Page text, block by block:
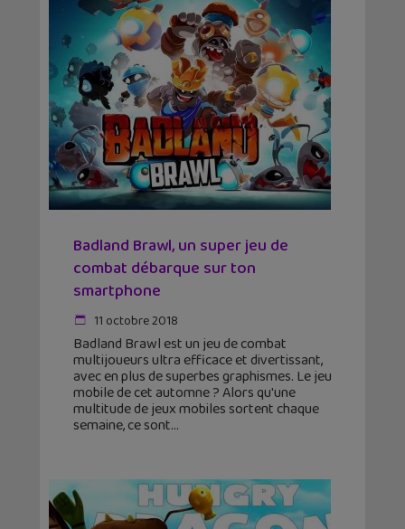
Badland Brawl, un super jeu de
combat débarque sur ton
smartphone
11 octobre 2018
Badland Brawl est un jeu de combat
multijoueurs ultra efficace et divertissant,
avec en plus de superbes graphismes. Le jeu
mobile de cet automne ? Alors qu'une
multitude de jeux mobiles sortent chaque
semaine, ce sont